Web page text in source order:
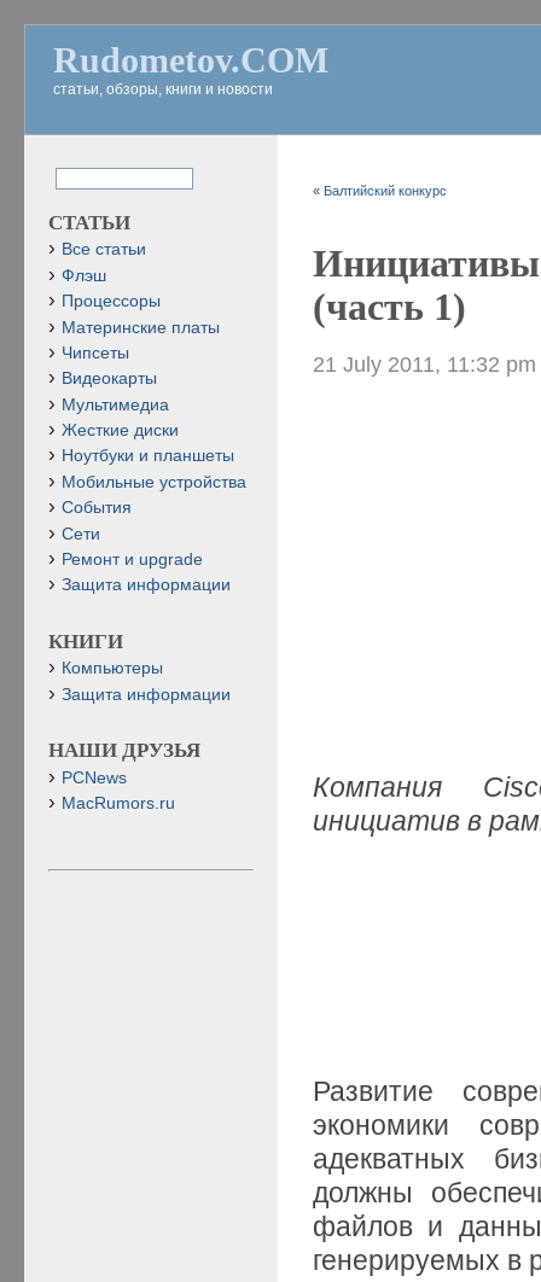
Rudometov.COM
статьи, обзоры, книги и новости
« Балтийский конкурс
Инициативы
(часть 1)
21 July 2011, 11:32 pm
Компания
инициатив в
Развитие
экономики
адекватных
должны
файлов и
генерируемых в
СТАТЬИ
Все статьи
Флэш
Процессоры
Материнские платы
Чипсеты
Видеокарты
Мультимедиа
Жесткие диски
Ноутбуки и планшеты
Мобильные устройства
События
Сети
Ремонт и upgrade
Защита информации
КНИГИ
Компьютеры
Защита информации
НАШИ ДРУЗЬЯ
PCNews
MacRumors.ru